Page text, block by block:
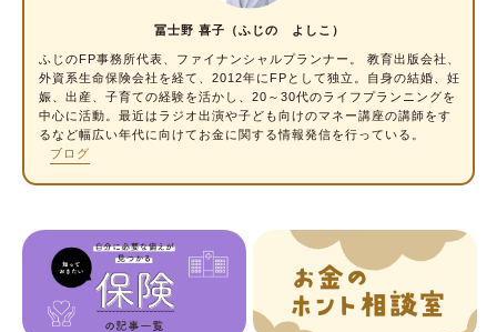
損害保険の種類-1.自動車に関する保険
損害保険の種類-2.住まいに関する保険
損害保険の種類-3.身体に関する保険
損害保険の種類-4.その他の保険
損害保険の選び方のポイント-“ダブり”に注意
保険料控除申告書に書く保険の種類は「保険
料控除証明書」から確認
保険料控除の種類
冨士野 喜子（ふじの よしこ）
ふじのFP事務所代表、 ファイナンシャルプランナー
。 教育出版会社、
外資系生命保険会社を経て、2012年にFPとして独立。自身の結婚、妊
娠、出産、子育ての経験を活かし、20～30代のライフプランニングを
中心に活動。最近はラジオ出演や子ども向けのマネー講座の講師をす
るなど幅広い年代に向けてお金に関する情報発信を行っている。
ブログ